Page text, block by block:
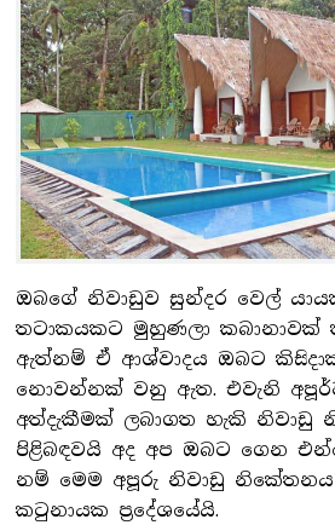
ඔබගේ නිවාඩුව සුන්දර වෙල්
තටාකයකට මුහුණලා
ඇත්නම් ඒ ආශ්වාදය ඔබට
නොවන්නක් වනු ඇත. එවැනි
අත්දැකීමක් ලබාගත හැකි නිවාඩු
පිළිබඳවයි අද අප ඔබට ගෙන
නම් මෙම අපූරු නිවාඩු
කටුනායක ප්‍රදේශයේයි.